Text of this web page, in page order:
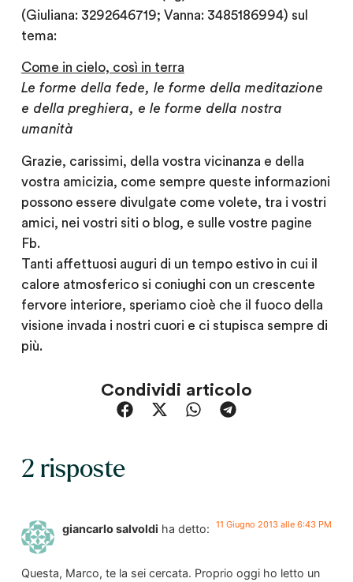
(Giuliana: 3292646719; Vanna: 3485186994) sul
tema:
Come in cielo, così in terra
Le forme della fede, le forme della meditazione
e della preghiera, e le forme della nostra
umanità
Grazie, carissimi, della vostra vicinanza e della
vostra amicizia, come sempre queste informazioni
possono essere divulgate come volete, tra i vostri
amici, nei vostri siti o blog, e sulle vostre pagine
Fb.
Tanti affettuosi auguri di un tempo estivo in cui il
calore atmosferico si coniughi con un crescente
fervore interiore, speriamo cioè che il fuoco della
visione invada i nostri cuori e ci stupisca sempre di
più.
Condividi articolo
2 risposte
giancarlo salvoldi ha detto: 11 Giugno 2013 alle 6:43 PM
Questa, Marco, te la sei cercata. Proprio oggi ho letto un